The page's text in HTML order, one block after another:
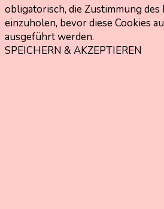
obligatorisch, die Zustimmung des
einzuholen, bevor diese Cookies
ausgeführt werden.
SPEICHERN & AKZEPTIEREN